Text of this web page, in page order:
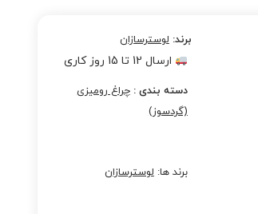
برند:لوسترسازان
ارسال 12 تا 15 روز کاری
دسته بندی :چراغ رومیزی
(گردسوز)
برند ها:لوسترسازان